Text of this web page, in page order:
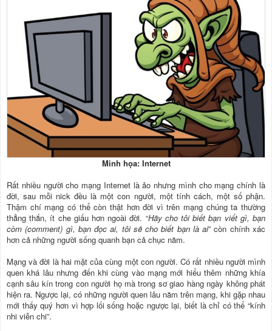
Minh họa: Internet
Rất nhiều người cho mạng Internet là ảo nhưng mình cho mạng chính là
đời, sau mỗi nick đều là một con người, một tính cách, một số phận.
Thậm chí mạng có thể còn thật hơn đời vì trên mạng chúng ta thường
thẳng thắn, ít che giấu hơn ngoài đời. “Hãy cho tôi biết bạn viết gì, bạn
còm (comment) gì, bạn đọc ai, tôi sẽ cho biết bạn là ai” còn chính xác
hơn cả những người sống quanh bạn cả chục năm.
Mạng và đời là hai mặt của cùng một con người. Có rất nhiều người mình
quen khá lâu nhưng đến khi cùng vào mạng mới hiểu thêm những khía
cạnh sâu kín trong con người họ mà trong sơ giao hàng ngày không phát
hiện ra. Ngược lại, có những người quen lâu năm trên mạng, khi gặp nhau
mới thấy quý hơn vì hợp lối sống hoặc ngược lại, biết là chỉ có thể “kính
nhi viễn chi”.